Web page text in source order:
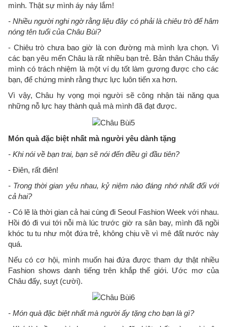
mình. Thật sự mình áy náy lắm!
- Nhiều người nghi ngờ rằng liệu đây có phải là chiêu trò để hâm
nóng tên tuổi của Châu Bùi?
- Chiêu trò chưa bao giờ là con đường mà mình lựa chọn. Vì
các bạn yêu mến Châu là rất nhiều bạn trẻ. Bản thân Châu thấy
mình có trách nhiệm là một ví dụ tốt làm gương được cho các
bạn, để chứng minh rằng thực lực luôn tiến xa hơn.
Vì vậy, Châu hy vọng mọi người sẽ công nhận tài năng qua
những nỗ lực hay thành quả mà mình đã đạt được.
Món quà đặc biệt nhất mà người yêu dành tặng
- Khi nói về bạn trai, bạn sẽ nói đến điều gì đầu tiên?
- Điên, rất điên!
- Trong thời gian yêu nhau, kỷ niệm nào đáng nhớ nhất đối với
cả hai?
- Có lẽ là thời gian cả hai cùng đi Seoul Fashion Week với nhau.
Hồi đó đi vui tới nỗi mà lúc trước giờ ra sân bay, mình đã ngồi
khóc tu tu như một đứa trẻ, không chịu về vì mê đất nước này
quá.
Nếu có cơ hội, mình muốn hai đứa được tham dự thật nhiều
Fashion shows danh tiếng trên khắp thế giới. Ước mơ của
Châu đấy, suỵt (cười).
- Món quà đặc biệt nhất mà người ấy tặng cho bạn là gì?